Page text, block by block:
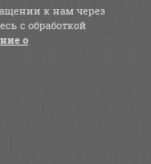
к нам через
с обработкой
о